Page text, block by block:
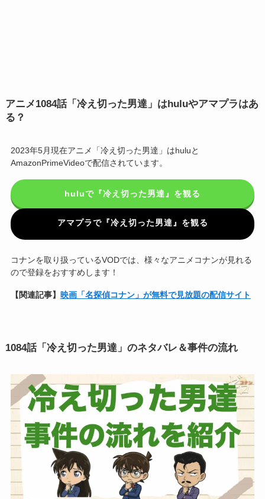
アニメ1084話「冷え切った男達」はhuluやアマプラはあ
る？
2023年5月現在アニメ「冷え切った男達」はhuluと
AmazonPrimeVideoで配信されています。
huluで『冷え切った男達』を観る
アマプラで『冷え切った男達』を観る
コナンを取り扱っているVODでは、様々なアニメコナンが見れる
ので登録をおすすめします！
【関連記事】 映画「名探偵コナン」が無料で見放題の配信サイト
1084話「冷え切った男達」のネタバレ＆事件の流れ